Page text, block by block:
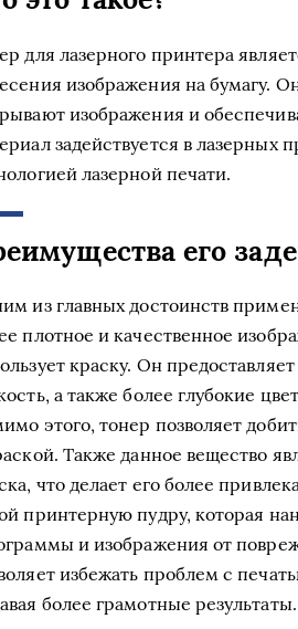
для лазерного принтера
изображения на бумагу.
изображения и
задействуется в лазерных
лазерной печати.
его
из главных достоинств
плотное и качественное
краску. Он
а также более глубокие
этого, тонер позволяет
Также данное вещество
что делает его более
принтерную пудру, которая
и изображения от
избежать проблем с
более грамотные результаты.